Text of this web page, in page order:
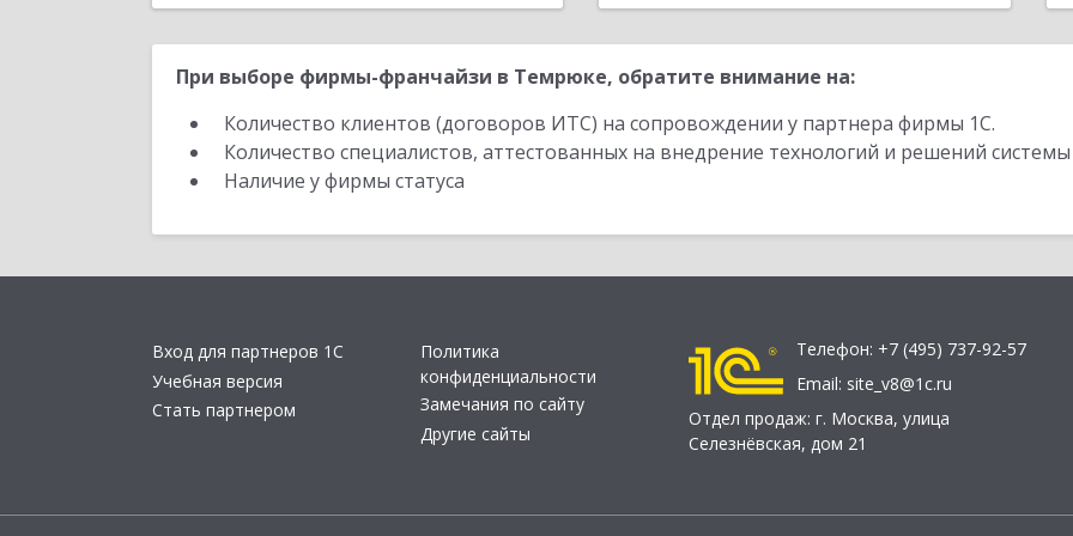
При выборе фирмы-франчайзи в Темрюке, обратите внимание на:
Количество клиентов (договоров ИТС) на сопровождении у партнера фирмы 1С.
Количество специалистов, аттестованных на внедрение технологий и решений
Наличие у фирмы статуса
Вход для партнеров 1С
Учебная версия
Стать партнером
Политика
конфиденциальности
Замечания по сайту
Другие сайты
Телефон: +7 (495) 737-92-57
Email: site_v8@1c.ru
Отдел продаж: г. Москва, улица
Селезнёвская, дом 21